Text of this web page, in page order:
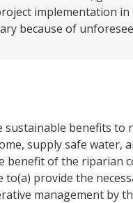
implementation
because of
benefits
supply safe water,
benefit of the riparian
to(a) provide the
management by